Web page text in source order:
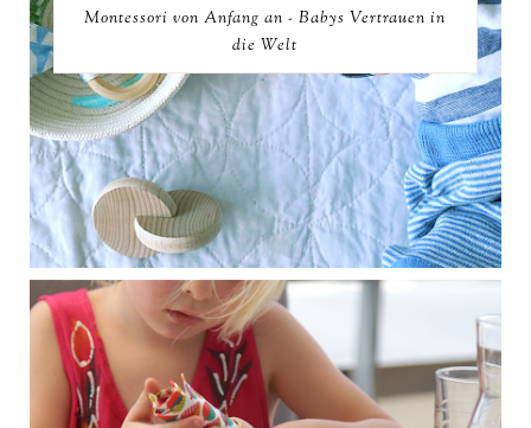
Montessori von Anfang an - Babys Vertrauen in
die Welt